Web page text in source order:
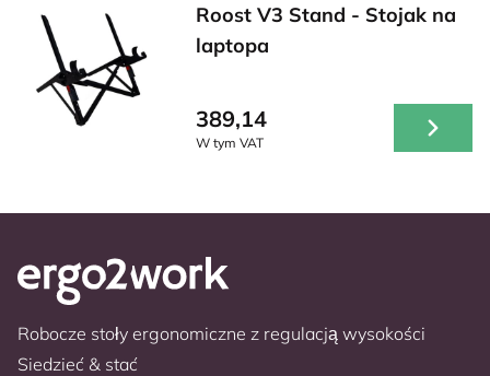
Roost V3 Stand - Stojak na
laptopa
389,14
W tym VAT
Robocze stoły ergonomiczne z regulacją wysokości
Siedzieć & stać